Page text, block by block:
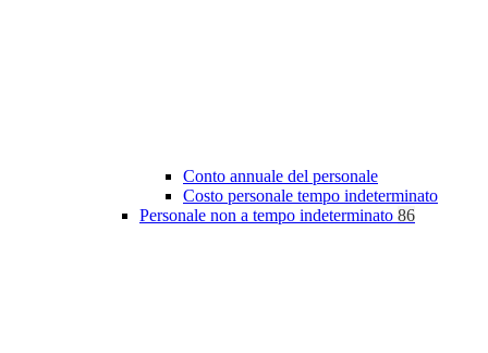
Conto annuale del personale
Costo personale tempo indeterminato
Personale non a tempo indeterminato 86